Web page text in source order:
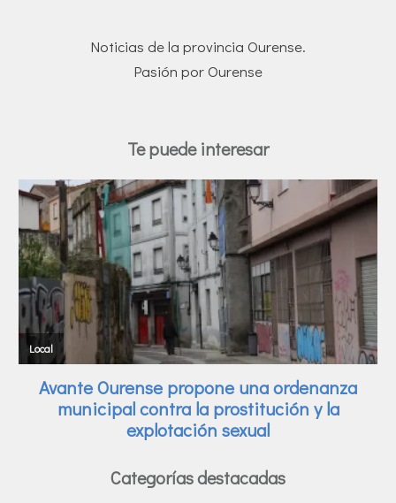
Noticias de la provincia Ourense.
Pasión por Ourense
Te puede interesar
Categorías destacadas